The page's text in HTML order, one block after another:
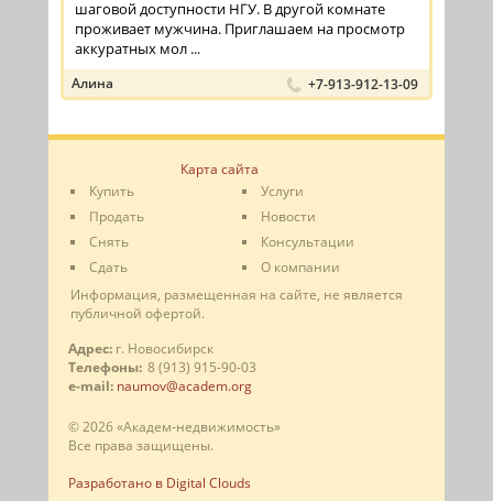
шаговой доступности НГУ. В другой комнате
проживает мужчина. Приглашаем на просмотр
аккуратных мол ...
Алина +7-913-912-13-09
Карта сайта
Купить
Продать
Снять
Сдать
Услуги
Новости
Консультации
О компании
Информация, размещенная на сайте, не является
публичной офертой.
Адрес: г. Новосибирск
Телефоны: 8 (913) 915-90-03
e-mail: naumov@academ.org
© 2026 «Академ-недвижимость»
Все права защищены.
Разработано в Digital Clouds